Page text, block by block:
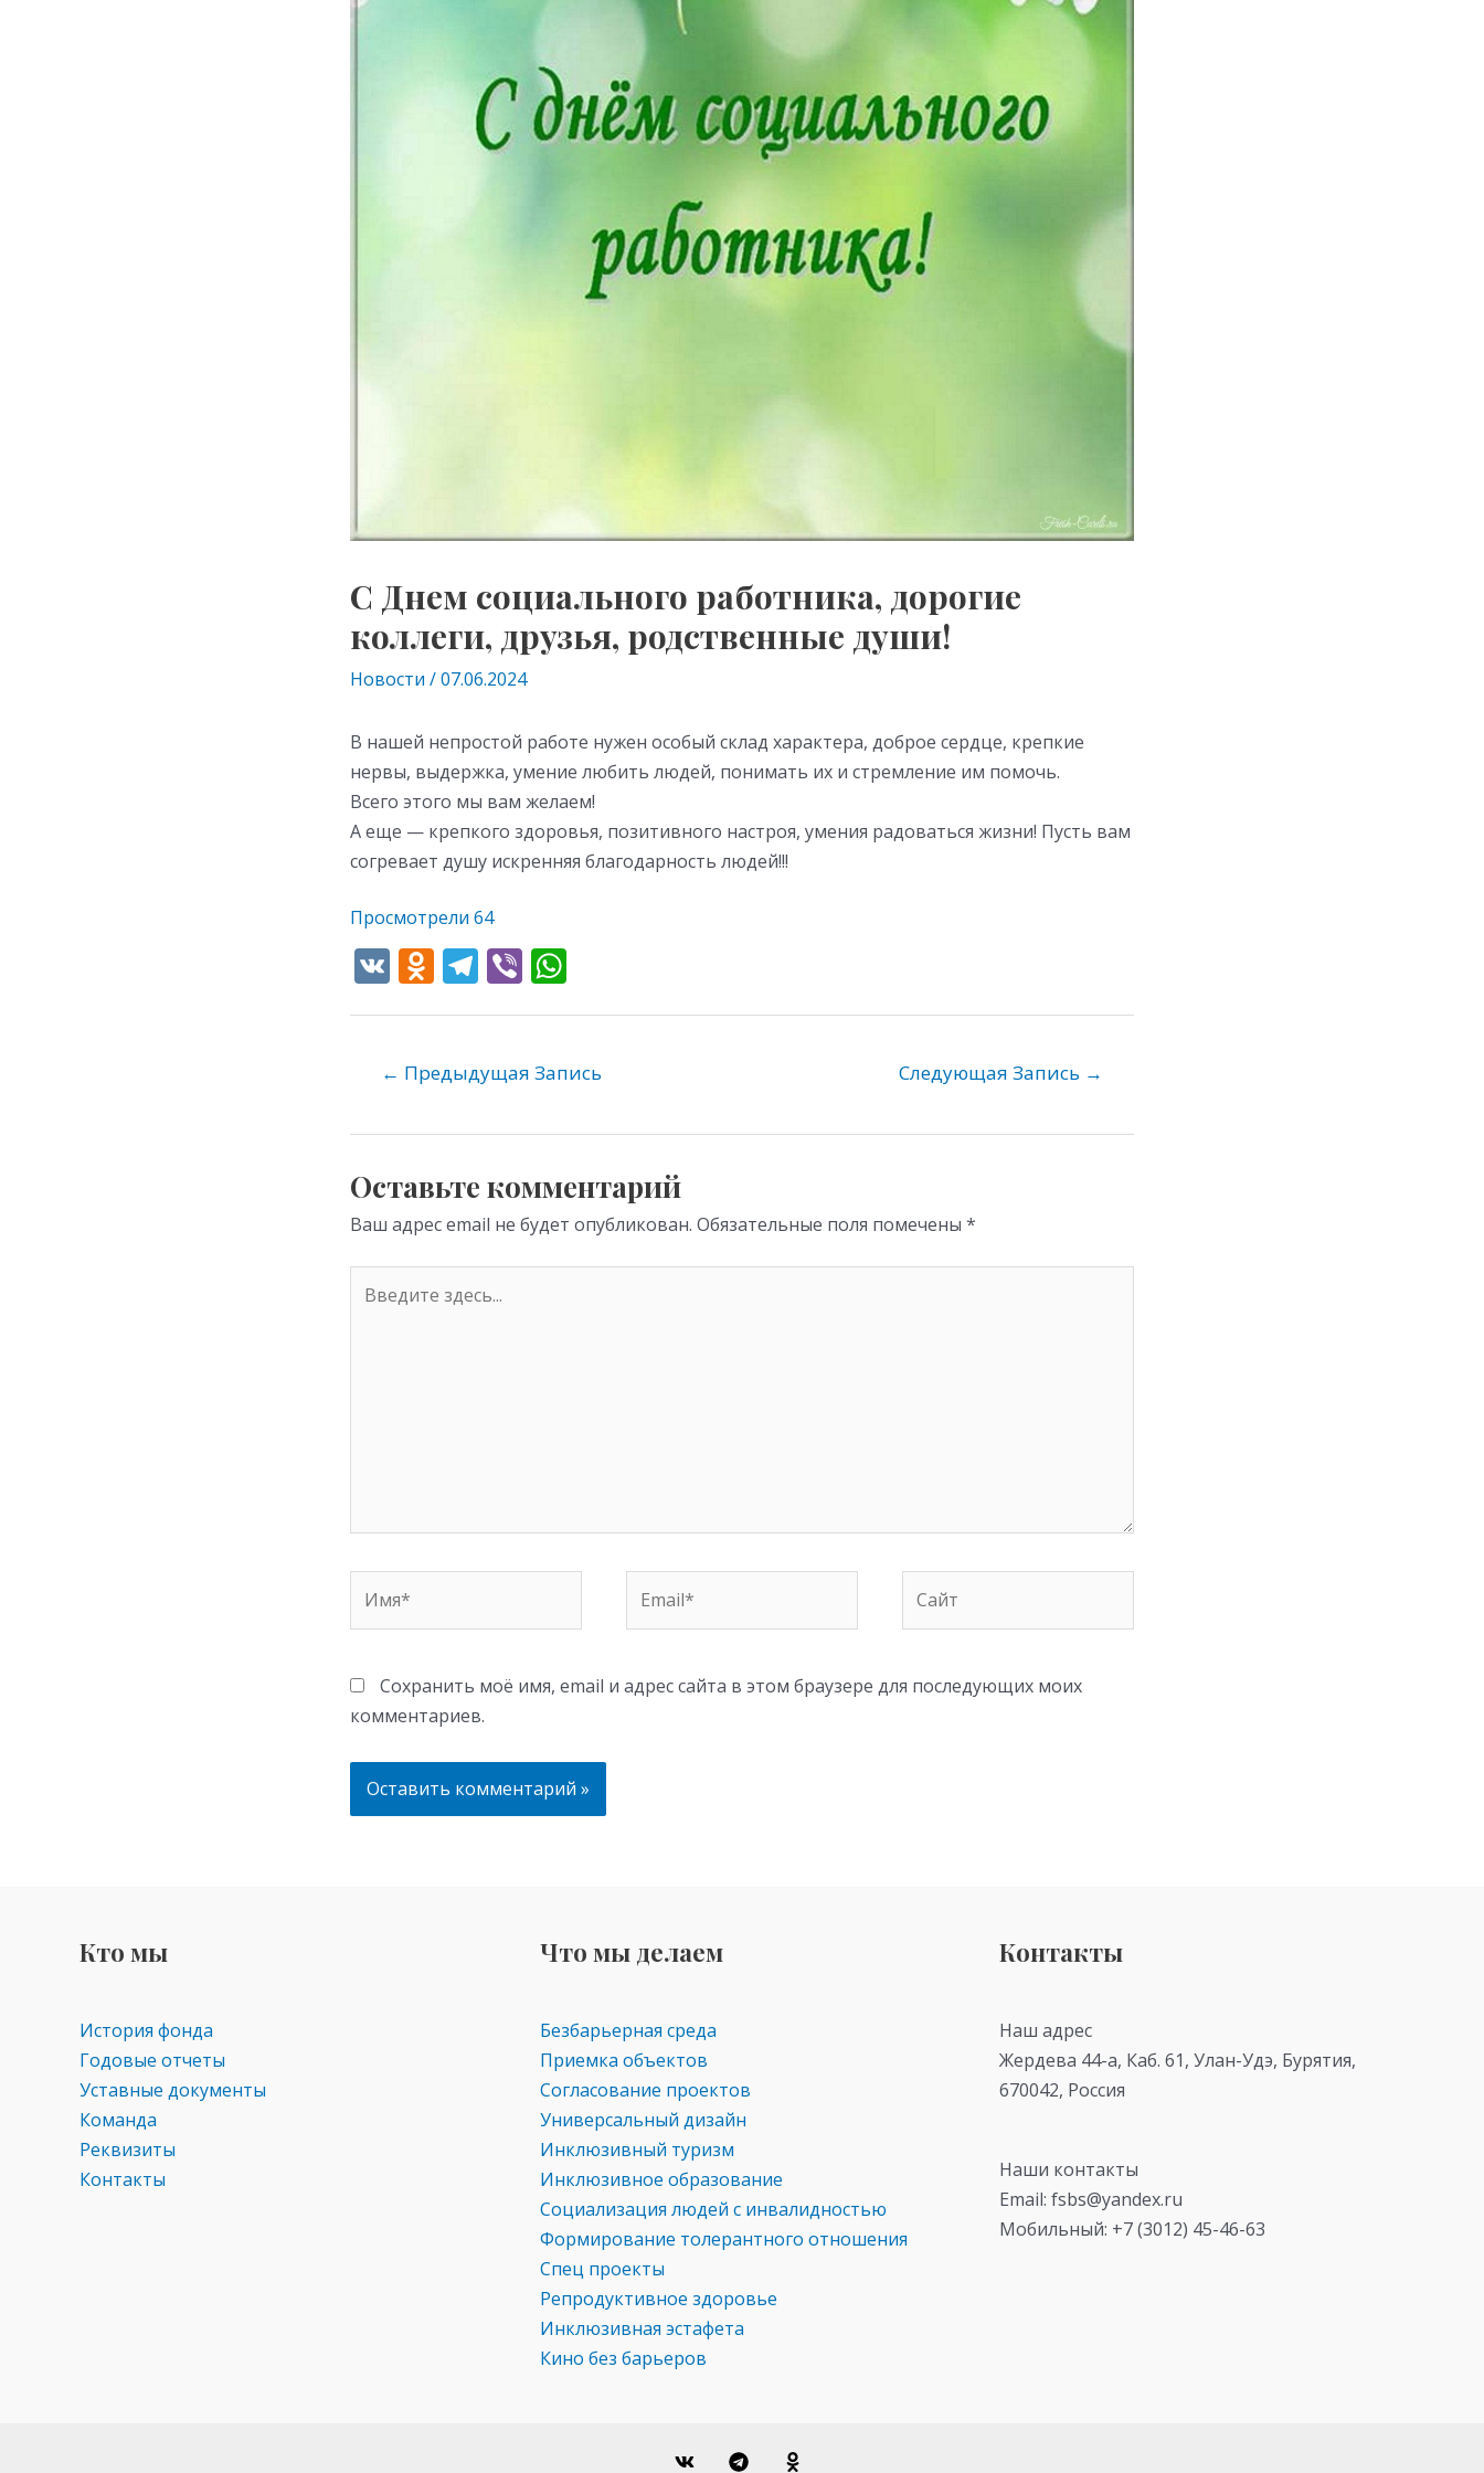
С Днем социального работника, дорогие
коллеги, друзья, родственные души!
Новости /07.06.2024
В нашей непростой работе нужен особый склад характера, доброе сердце, крепкие
нервы, выдержка, умение любить людей, понимать их и стремление им помочь.
Всего этого мы вам желаем!
А еще — крепкого здоровья, позитивного настроя, умения радоваться жизни! Пусть вам
согревает душу искренняя благодарность людей!!!
Просмотрели 64
V O
o
as
s
ni
T
gr
m
Vi
s
p
p
← Предыдущая Запись Следующая Запись →
Оставьте комментарий
Ваш адрес email не будет опубликован. Обязательные поля помечены *
здесь...
Сохранить моё имя, email и адрес сайта в этом браузере для последующих моих
комментариев.
Кто мы
История фонда
Годовые отчеты
Уставные документы
Команда
Реквизиты
Контакты
Что мы делаем
Безбарьерная среда
Приемка объектов
Согласование проектов
Универсальный дизайн
Инклюзивный туризм
Инклюзивное образование
Социализация людей с инвалидностью
Формирование толерантного отношения
Спец проекты
Репродуктивное здоровье
Инклюзивная эстафета
Кино без барьеров
Контакты
Наш адрес
Жердева 44-а, Каб. 61, Улан-Удэ, Бурятия,
670042, Россия
Наши контакты
Email: fsbs@yandex.ru
Мобильный: +7 (3012) 45-46-63